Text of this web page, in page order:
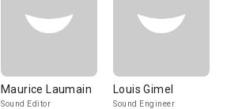
Maurice Laumain
Sound Editor
Louis Gimel
Sound Engineer